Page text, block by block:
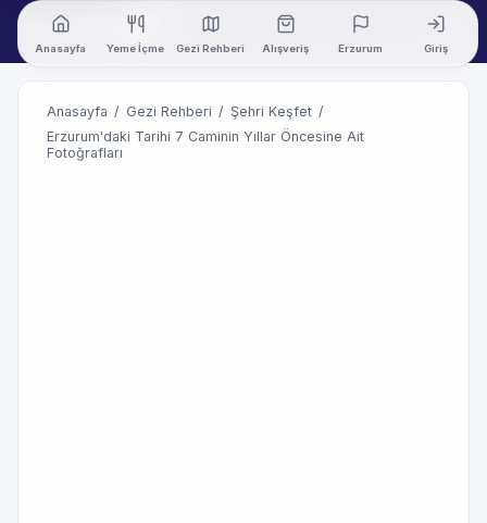
Anasayfa Yeme İçme Gezi Rehberi Alışveriş Erzurum Giriş
Anasayfa / Gezi Rehberi / Şehri Keşfet /
Erzurum'daki Tarihi 7 Caminin Yıllar Öncesine Ait
Fotoğrafları